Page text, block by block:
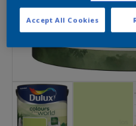
Accept All Cookies